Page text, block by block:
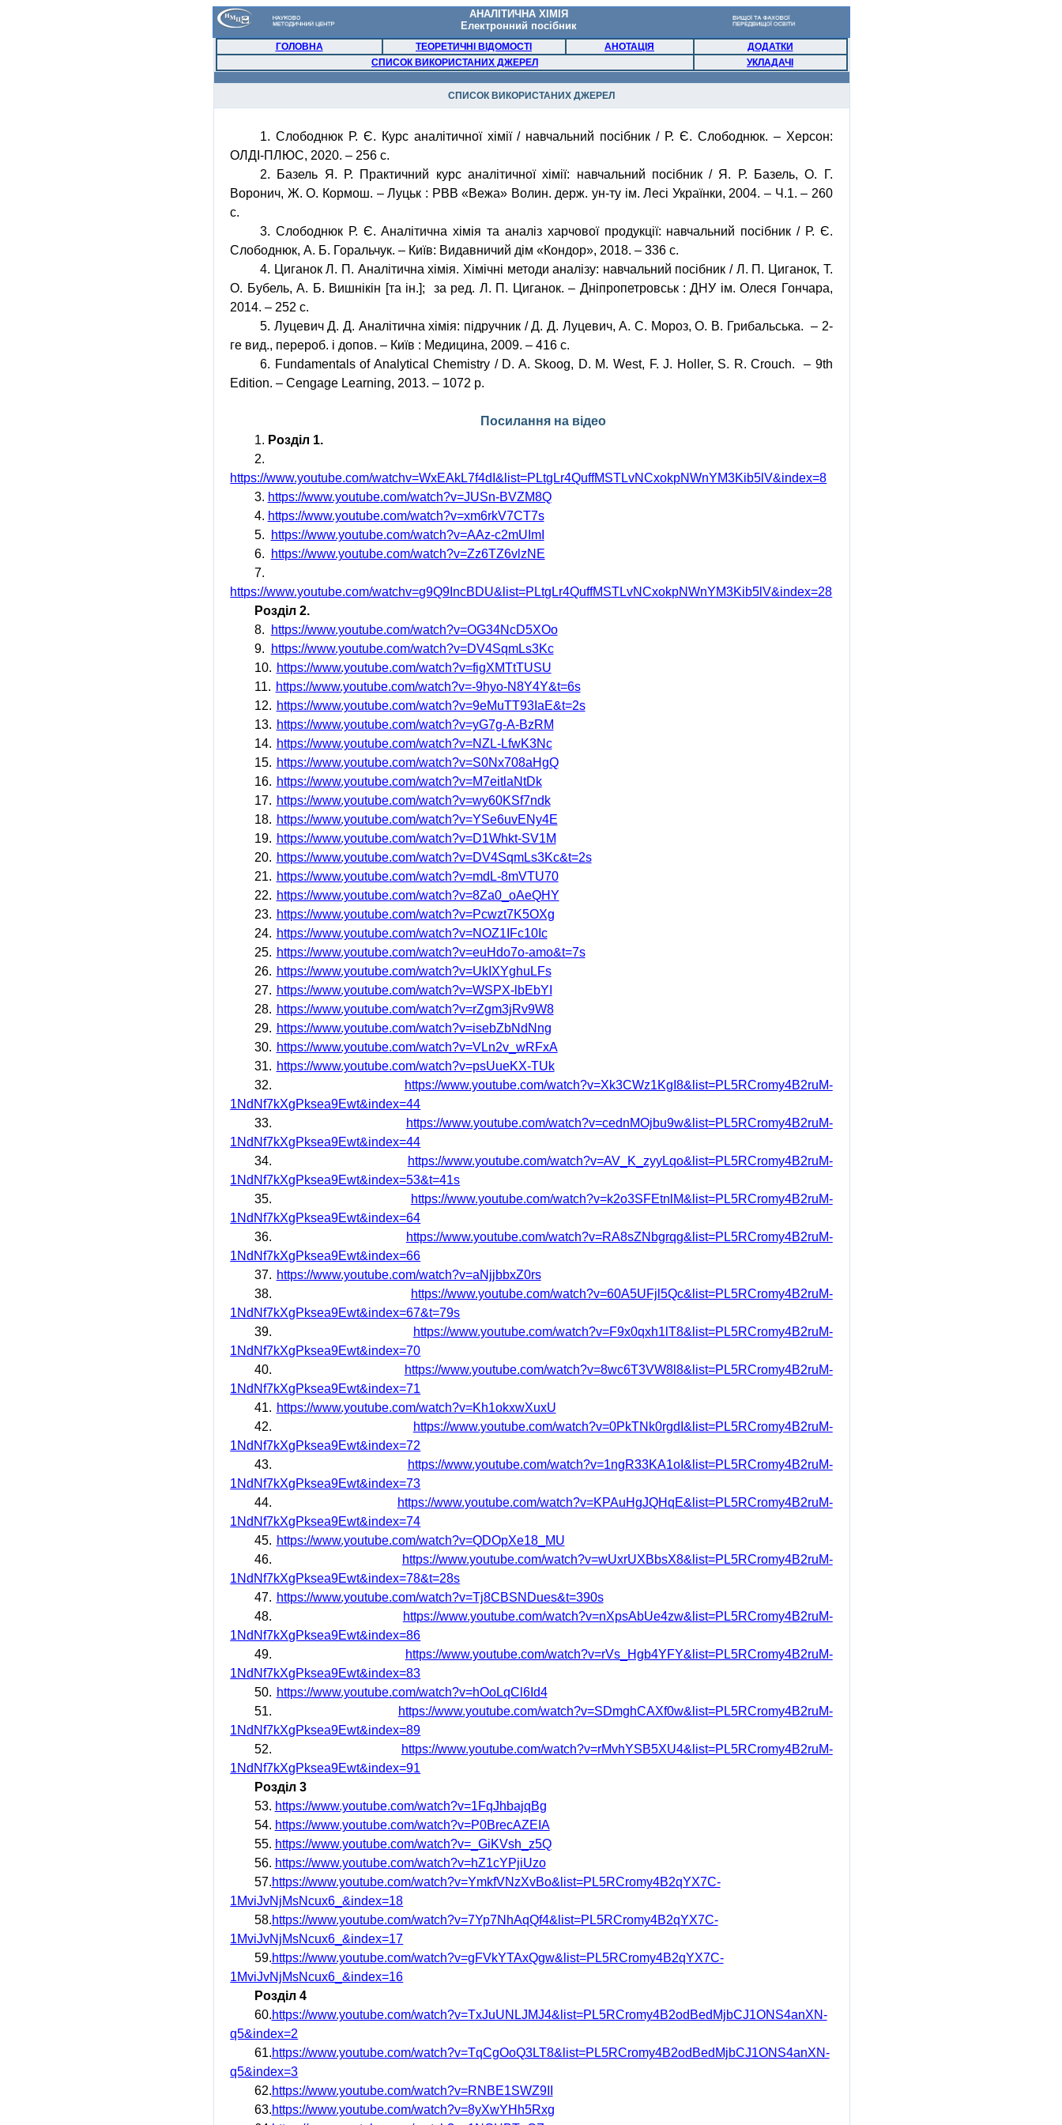
АНАЛІТИЧНА ХІМІЯ
Електронний посібник
ГОЛОВНА ТЕОРЕТИЧНІ ВІДОМОСТІ АНОТАЦІЯ
ДОДАТКИ
СПИСОК ВИКОРИСТАНИХ ДЖЕРЕЛ
УКЛАДАЧІ
СПИСОК ВИКОРИСТАНИХ ДЖЕРЕЛ
1. СлободнюкР. Є. Курс аналітичної хімії / навчальний посібник / Р. Є. Слободнюк. – Херсон:
ОЛДІ-ПЛЮС, 2020. – 256 с.
2. Базель Я. Р. Практичний курс аналітичної хімії: навчальний посібник / Я. Р. Базель, О. Г.
Воронич, Ж. О. Кормош. – Луцьк : РВВ «Вежа» Волин. держ. ун-ту ім. Лесі Українки, 2004. – Ч.1. – 260
с.
3. СлободнюкР. Є. Аналітична хімія та аналіз харчової продукції: навчальний посібник / Р. Є.
Слободнюк, А. Б. Горальчук. – Київ: Видавничий дім «Кондор», 2018. – 336 с.
4. Циганок Л. П. Аналітична хімія. Хімічні методи аналізу: навчальний посібник / Л. П. Циганок, Т.
О. Бубель, А. Б. Вишнікін [та ін.];
за ред. Л. П. Циганок. – Дніпропетровськ : ДНУ ім. Олеся Гончара,
2014. – 252 с.
5. ЛуцевичД. Д. Аналітична хімія: підручник / Д. Д. Луцевич, А. С. Мороз, О. В. Грибальська. – 2-
ге вид., перероб. і допов. – Київ : Медицина, 2009. – 416 с.
6. Fundamentals of Analytical Chemistry / D. A. Skoog, D. M. West, F. J. Holler, S. R.Crouch.
– 9th
Edition. –Cengage Learning, 2013. – 1072 p.
Посилання на відео
1. Розділ 1.
2.
https://www.youtube.com/watchv=WxEAkL7f4dI&list=PLtgLr4QuffMSTLvNCxokpNWnYM3Kib5lV&index=8
3. https://www.youtube.com/watch?v=JUSn-BVZM8Q
4. https://www.youtube.com/watch?v=xm6rkV7CT7s
5.
https://www.youtube.com/watch?v=AAz-c2mUImI
6.
https://www.youtube.com/watch?v=Zz6TZ6vlzNE
7.
https://www.youtube.com/watchv=g9Q9IncBDU&list=PLtgLr4QuffMSTLvNCxokpNWnYM3Kib5lV&index=28
Розділ 2.
8.
https://www.youtube.com/watch?v=OG34NcD5XOo
9.
https://www.youtube.com/watch?v=DV4SqmLs3Kc
10. https://www.youtube.com/watch?v=figXMTtTUSU
11. https://www.youtube.com/watch?v=-9hyo-N8Y4Y&t=6s
12. https://www.youtube.com/watch?v=9eMuTT93IaE&t=2s
13. https://www.youtube.com/watch?v=yG7g-A-BzRM
14. https://www.youtube.com/watch?v=NZL-LfwK3Nc
15. https://www.youtube.com/watch?v=S0Nx708aHgQ
16. https://www.youtube.com/watch?v=M7eitlaNtDk
17. https://www.youtube.com/watch?v=wy60KSf7ndk
18. https://www.youtube.com/watch?v=YSe6uvENy4E
19. https://www.youtube.com/watch?v=D1Whkt-SV1M
20. https://www.youtube.com/watch?v=DV4SqmLs3Kc&t=2s
21. https://www.youtube.com/watch?v=mdL-8mVTU70
22. https://www.youtube.com/watch?v=8Za0_oAeQHY
23. https://www.youtube.com/watch?v=Pcwzt7K5OXg
24. https://www.youtube.com/watch?v=NOZ1IFc10Ic
25. https://www.youtube.com/watch?v=euHdo7o-amo&t=7s
26. https://www.youtube.com/watch?v=UkIXYghuLFs
27. https://www.youtube.com/watch?v=WSPX-lbEbYI
28. https://www.youtube.com/watch?v=rZgm3jRv9W8
29. https://www.youtube.com/watch?v=isebZbNdNng
30. https://www.youtube.com/watch?v=VLn2v_wRFxA
31. https://www.youtube.com/watch?v=psUueKX-TUk
32.
https://www.youtube.com/watch?v=Xk3CWz1KgI8&list=PL5RCromy4B2ruM-
1NdNf7kXgPksea9Ewt&index=44
33.
https://www.youtube.com/watch?v=cednMOjbu9w&list=PL5RCromy4B2ruM-
1NdNf7kXgPksea9Ewt&index=44
34.
https://www.youtube.com/watch?v=AV_K_zyyLqo&list=PL5RCromy4B2ruM-
1NdNf7kXgPksea9Ewt&index=53&t=41s
35.
https://www.youtube.com/watch?v=k2o3SFEtnlM&list=PL5RCromy4B2ruM-
1NdNf7kXgPksea9Ewt&index=64
36.
https://www.youtube.com/watch?v=RA8sZNbgrqg&list=PL5RCromy4B2ruM-
1NdNf7kXgPksea9Ewt&index=66
37. https://www.youtube.com/watch?v=aNjjbbxZ0rs
38.
https://www.youtube.com/watch?v=60A5UFjl5Qc&list=PL5RCromy4B2ruM-
1NdNf7kXgPksea9Ewt&index=67&t=79s
39.
https://www.youtube.com/watch?v=F9x0qxh1lT8&list=PL5RCromy4B2ruM-
1NdNf7kXgPksea9Ewt&index=70
40.
https://www.youtube.com/watch?v=8wc6T3VW8l8&list=PL5RCromy4B2ruM-
1NdNf7kXgPksea9Ewt&index=71
41. https://www.youtube.com/watch?v=Kh1okxwXuxU
42.
https://www.youtube.com/watch?v=0PkTNk0rgdI&list=PL5RCromy4B2ruM-
1NdNf7kXgPksea9Ewt&index=72
43.
https://www.youtube.com/watch?v=1ngR33KA1oI&list=PL5RCromy4B2ruM-
1NdNf7kXgPksea9Ewt&index=73
44.
https://www.youtube.com/watch?v=KPAuHgJQHqE&list=PL5RCromy4B2ruM-
1NdNf7kXgPksea9Ewt&index=74
45. https://www.youtube.com/watch?v=QDOpXe18_MU
46.
https://www.youtube.com/watch?v=wUxrUXBbsX8&list=PL5RCromy4B2ruM-
1NdNf7kXgPksea9Ewt&index=78&t=28s
47. https://www.youtube.com/watch?v=Tj8CBSNDues&t=390s
48.
https://www.youtube.com/watch?v=nXpsAbUe4zw&list=PL5RCromy4B2ruM-
1NdNf7kXgPksea9Ewt&index=86
49.
https://www.youtube.com/watch?v=rVs_Hgb4YFY&list=PL5RCromy4B2ruM-
1NdNf7kXgPksea9Ewt&index=83
50. https://www.youtube.com/watch?v=hOoLqCl6Id4
51.
https://www.youtube.com/watch?v=SDmghCAXf0w&list=PL5RCromy4B2ruM-
1NdNf7kXgPksea9Ewt&index=89
52.
https://www.youtube.com/watch?v=rMvhYSB5XU4&list=PL5RCromy4B2ruM-
1NdNf7kXgPksea9Ewt&index=91
Розділ 3
53. https://www.youtube.com/watch?v=1FqJhbajqBg
54. https://www.youtube.com/watch?v=P0BrecAZEIA
55. https://www.youtube.com/watch?v=_GiKVsh_z5Q
56. https://www.youtube.com/watch?v=hZ1cYPjiUzo
57.https://www.youtube.com/watch?v=YmkfVNzXvBo&list=PL5RCromy4B2qYX7C-
1MviJvNjMsNcux6_&index=18
58.https://www.youtube.com/watch?v=7Yp7NhAqQf4&list=PL5RCromy4B2qYX7C-
1MviJvNjMsNcux6_&index=17
59.https://www.youtube.com/watch?v=gFVkYTAxQgw&list=PL5RCromy4B2qYX7C-
1MviJvNjMsNcux6_&index=16
Розділ 4
60.https://www.youtube.com/watch?v=TxJuUNLJMJ4&list=PL5RCromy4B2odBedMjbCJ1ONS4anXN-
q5&index=2
61.https://www.youtube.com/watch?v=TqCgOoQ3LT8&list=PL5RCromy4B2odBedMjbCJ1ONS4anXN-
q5&index=3
62.https://www.youtube.com/watch?v=RNBE1SWZ9II
63.https://www.youtube.com/watch?v=8yXwYHh5Rxg